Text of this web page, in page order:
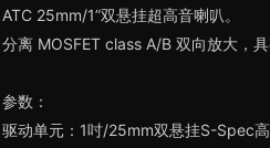
ATC 25mm/1”双悬挂超高音喇叭。
分离 MOSFET class A/B 双向放大，
参数：
驱动单元：1吋/25mm双悬挂S-Spec